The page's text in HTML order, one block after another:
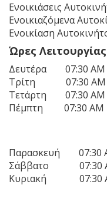
Ενοικιάσεις
Ενοικιαζόμενα
Ενοικίαση
Ώρες Λειτουργίας
Δευτέρα 07:30 AM
Τρίτη 07:30 AM -
Τετάρτη 07:30 AM
Πέμπτη 07:30 AM
Παρασκευή 07:30
Σάββατο 07:30
Κυριακή 07:30